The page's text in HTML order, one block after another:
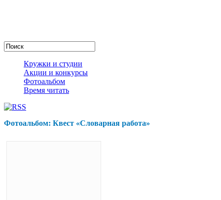
Кружки и студии
Акции и конкурсы
Фотоальбом
Время читать
Фотоальбом: Квест «Словарная работа»